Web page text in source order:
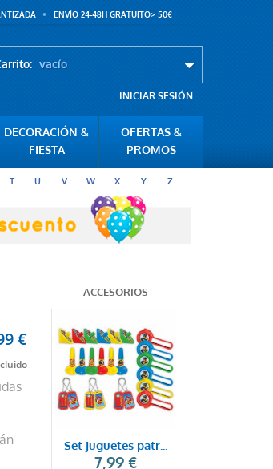
ENVÍO 24-48H GRATUITO> 50€
vacío
INICIAR SESIÓN
DECORACIÓN &
FIESTA
OFERTAS &
PROMOS
T U V W X Y Z
€
ACCESORIOS
Set juguetes patr...
7,99 €